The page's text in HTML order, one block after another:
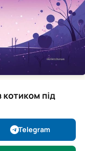
котиком під
Telegram